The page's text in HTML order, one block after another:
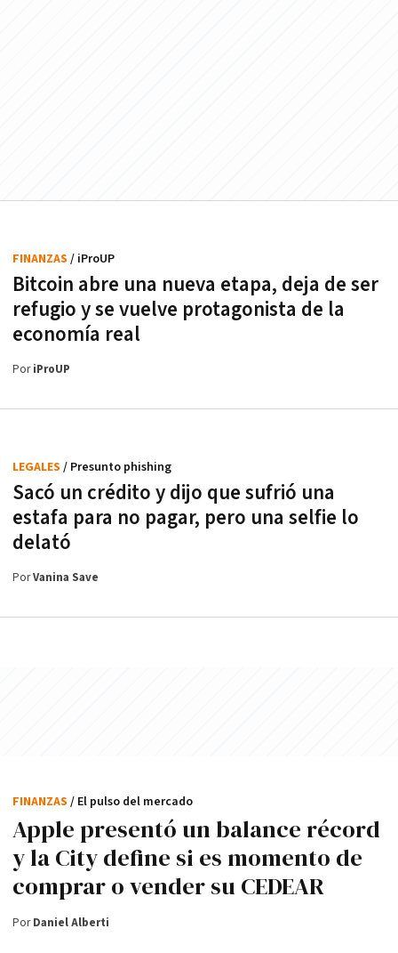
Bitcoin abre una nueva etapa, deja de ser
refugio y se vuelve protagonista de la
economía real
FINANZAS / iProUP
PoriProUP
Sacó un crédito y dijo que sufrió una
estafa para no pagar, pero una selfie lo
delató
LEGALES / Presunto phishing
PorVanina Save
Apple presentó un balance récord
y la City define si es momento de
comprar o vender su CEDEAR
FINANZAS / El pulso del mercado
PorDaniel Alberti